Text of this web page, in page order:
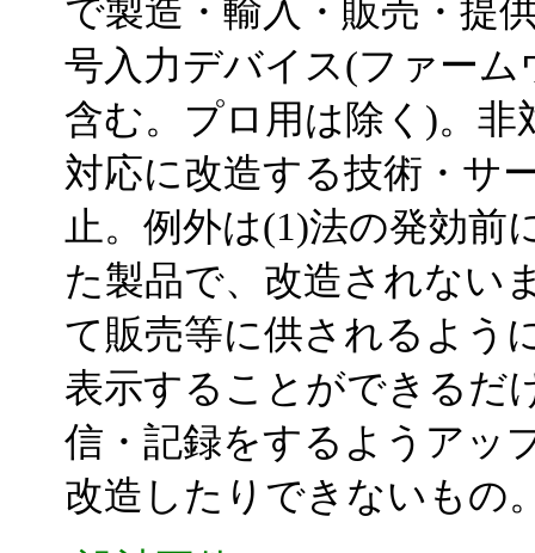
で製造・輸入・販売・提
号入力デバイス(ファー
含む。プロ用は除く)。
対応に改造する技術・サ
止。例外は(1)法の発効前
た製品で、改造されない
て販売等に供されるよう
表示することができるだ
信・記録をするようアッ
改造したりできないもの